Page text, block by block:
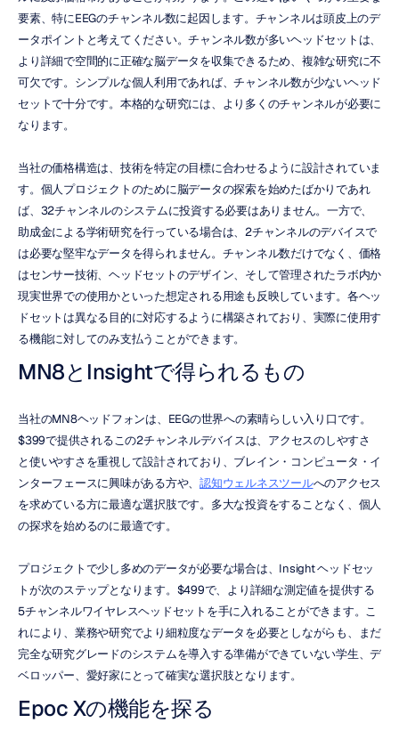
要素、特にEEGのチャンネル数に起因します。チャンネルは頭皮上のデ
ータポイントと考えてください。チャンネル数が多いヘッドセットは、
より詳細で空間的に正確な脳データを収集できるため、複雑な研究に不
可欠です。シンプルな個人利用であれば、チャンネル数が少ないヘッド
セットで十分です。本格的な研究には、より多くのチャンネルが必要に
なります。
当社の価格構造は、技術を特定の目標に合わせるように設計されていま
す。個人プロジェクトのために脳データの探索を始めたばかりであれ
ば、32チャンネルのシステムに投資する必要はありません。一方で、
助成金による学術研究を行っている場合は、2チャンネルのデバイスで
は必要な堅牢なデータを得られません。チャンネル数だけでなく、価格
はセンサー技術、ヘッドセットのデザイン、そして管理されたラボ内か
現実世界での使用かといった想定される用途も反映しています。各ヘッ
ドセットは異なる目的に対応するように構築されており、実際に使用す
る機能に対してのみ支払うことができます。
MN8とInsightで得られるもの
当社のMN8ヘッドフォンは、EEGの世界への素晴らしい入り口です。
$399で提供されるこの2チャンネルデバイスは、アクセスのしやすさ
と使いやすさを重視して設計されており、ブレイン・コンピュータ・イ
ンターフェースに興味がある方や、 認知ウェルネスツールへのアクセス
を求めている方に最適な選択肢です。多大な投資をすることなく、個人
の探求を始めるのに最適です。
プロジェクトで少し多めのデータが必要な場合は、Insight ヘッドセッ
トが次のステップとなります。$499で、より詳細な測定値を提供する
5チャンネルワイヤレスヘッドセットを手に入れることができます。こ
れにより、業務や研究でより細粒度なデータを必要としながらも、まだ
完全な研究グレードのシステムを導入する準備ができていない学生、デ
ベロッパー、愛好家にとって確実な選択肢となります。
Epoc Xの機能を探る